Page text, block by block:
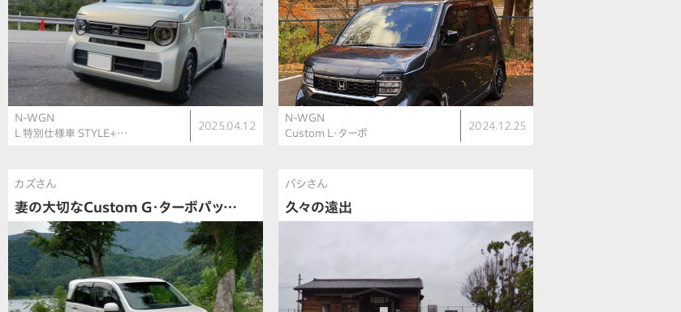
N-WGN
L 特別仕様車 STYLE+…
2025.04.12
N-WGN
Custom L・ターボ
2024.12.25
カズさん
妻の大切なCustom G・ターボパッ…
バシさん
久々の遠出